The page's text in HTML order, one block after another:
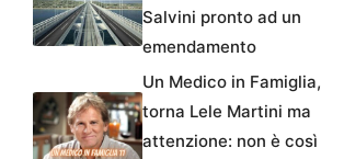
Salvini pronto ad un
emendamento
Un Medico in Famiglia,
torna Lele Martini ma
attenzione: non è così